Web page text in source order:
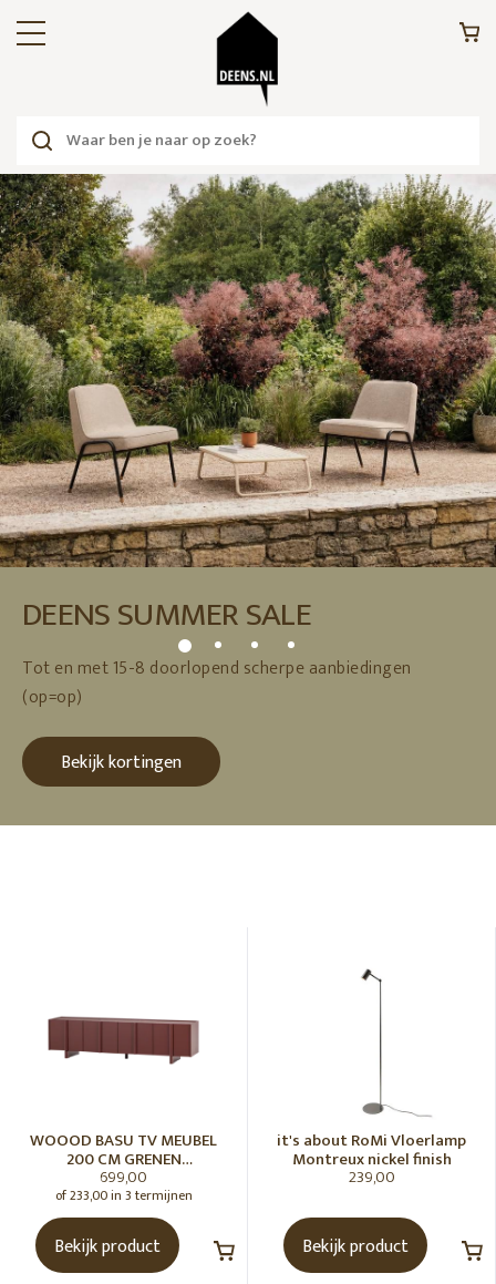
DEENS SUMMER SALE
Tot en met 15-8 doorlopend scherpe aanbiedingen
(op=op)
Bekijk kortingen
WOOOD BASU TV MEUBEL
200 CM GRENEN
BORDEAUXROOD [fsc]
699,00
of 233,00 in 3 termijnen
Bekijk product
it's about RoMi Vloerlamp
Montreux nickel finish
239,00
Bekijk product